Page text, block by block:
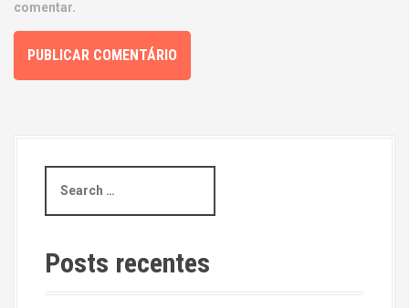
comentar.
a
c
h
Posts recentes